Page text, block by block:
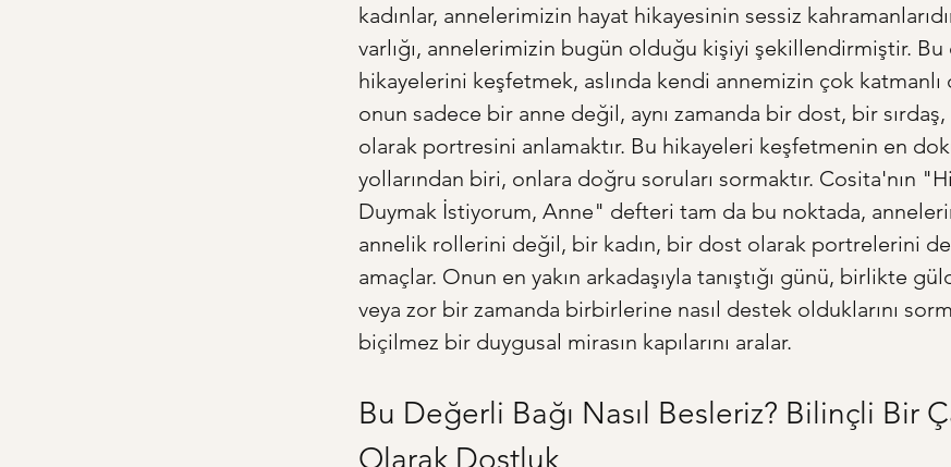
kadınlar, annelerimizin hayat hikayesinin sessiz
varlığı, annelerimizin bugün olduğu kişiyi şekillendirmiştir.
hikayelerini keşfetmek, aslında kendi annemizin çok katmanlı
onun sadece bir anne değil, aynı zamanda bir dost, bir sırdaş,
olarak portresini anlamaktır. Bu hikayeleri keşfetmenin en
yollarından biri, onlara doğru soruları sormaktır. Cosita'nın
Duymak İstiyorum, Anne" defteri tam da bu noktada,
annelik rollerini değil, bir kadın, bir dost olarak portrelerini
amaçlar. Onun en yakın arkadaşıyla tanıştığı günü, birlikte
veya zor bir zamanda birbirlerine nasıl destek olduklarını
biçilmez bir duygusal mirasın kapılarını aralar.
Bu Değerli Bağı Nasıl Besleriz? Bilinçli Bir
Olarak Dostluk